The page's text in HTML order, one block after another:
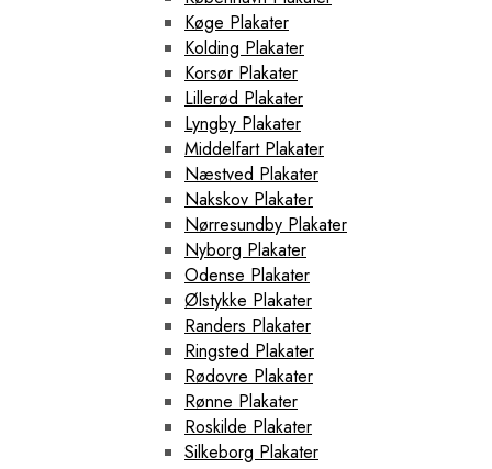
Køge Plakater
Kolding Plakater
Korsør Plakater
Lillerød Plakater
Lyngby Plakater
Middelfart Plakater
Næstved Plakater
Nakskov Plakater
Nørresundby Plakater
Nyborg Plakater
Odense Plakater
Ølstykke Plakater
Randers Plakater
Ringsted Plakater
Rødovre Plakater
Rønne Plakater
Roskilde Plakater
Silkeborg Plakater